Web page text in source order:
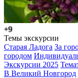
+9
Темы экскурсии
Старая Ладога За
городом
Экскурсии 2025
В Великий Новгород